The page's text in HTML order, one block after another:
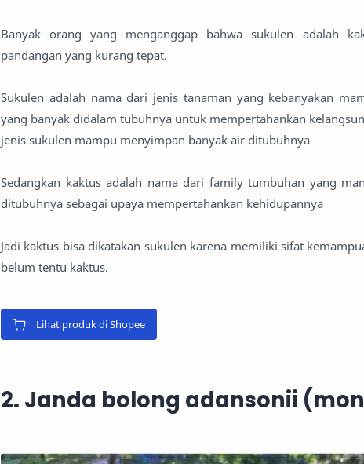
Banyak orang yang menganggap bahwa sukulen adalah
pandangan yang kurang tepat.
Sukulen adalah nama dari jenis tanaman yang kebanyakan
yang banyak didalam tubuhnya untuk mempertahankan
jenis sukulen mampu menyimpan banyak air ditubuhnya
Sedangkan kaktus adalah nama dari family tumbuhan yang
ditubuhnya sebagai upaya mempertahankan kehidupannya
Jadi kaktus bisa dikatakan sukulen karena memiliki sifat
belum tentu kaktus.
Lihat produk di Shopee
2. Janda bolong adansonii